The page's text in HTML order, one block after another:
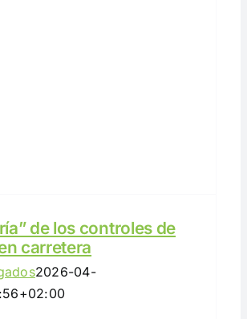
de los controles de
carretera
2026-04-